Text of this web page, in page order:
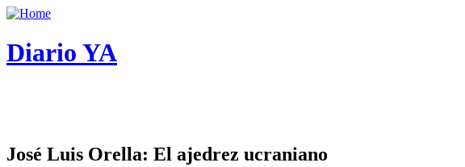
Diario YA
José Luis Orella: El ajedrez ucraniano